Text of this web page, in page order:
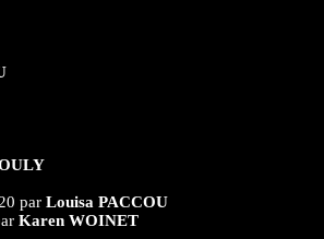
par Louisa PACCOU
Karen WOINET